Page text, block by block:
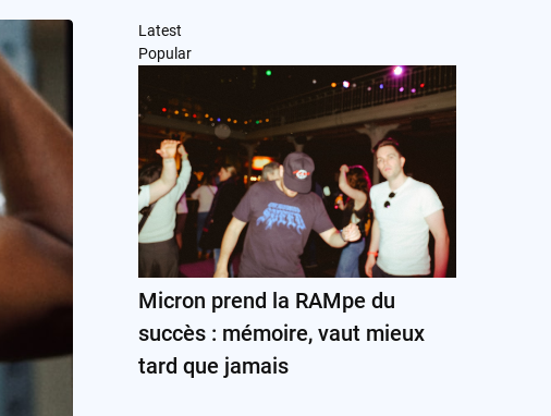
Latest
Popular
Micron prend la RAMpe du
succès : mémoire, vaut mieux
tard que jamais